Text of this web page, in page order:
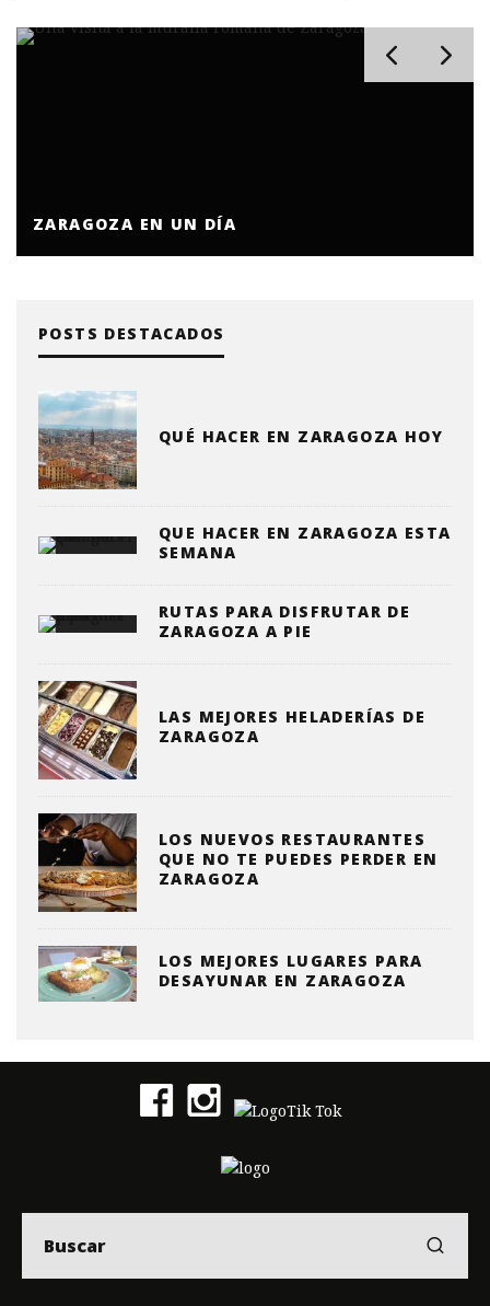
ZARAGOZA EN UN DÍA
POSTS DESTACADOS
QUÉ HACER EN ZARAGOZA HOY
QUE HACER EN ZARAGOZA ESTA
SEMANA
RUTAS PARA DISFRUTAR DE
ZARAGOZA A PIE
LAS MEJORES HELADERÍAS DE
ZARAGOZA
LOS NUEVOS RESTAURANTES
QUE NO TE PUEDES PERDER EN
ZARAGOZA
LOS MEJORES LUGARES PARA
DESAYUNAR EN ZARAGOZA